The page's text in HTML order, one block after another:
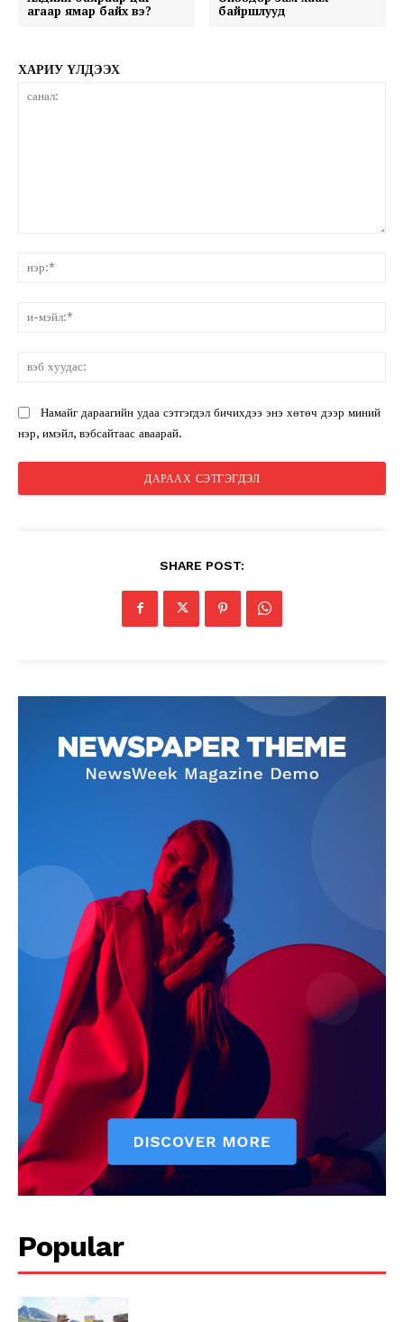
агаар ямар байх вэ?
байршлууд
ХАРИУ ҮЛДЭЭХ
Намайг дараагийн удаа сэтгэгдэл бичихдээ энэ хөтөч дээр миний
нэр, имэйл, вэбсайтаас аваарай.
SHARE POST:
Popular